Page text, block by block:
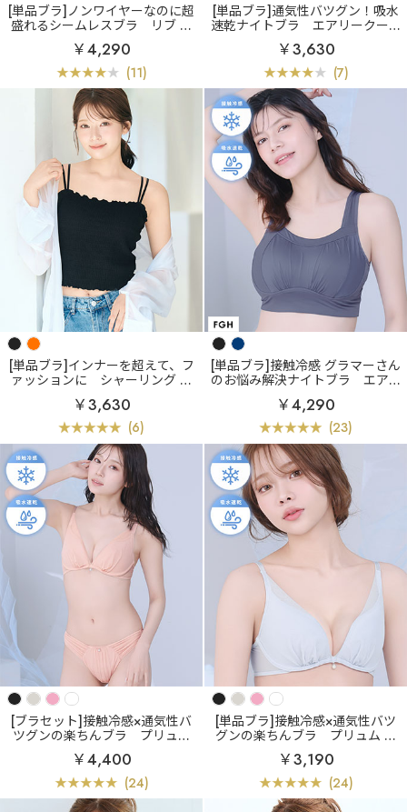
[単品ブラ]ノンワイヤーなのに超
盛れるシームレスブラ
リブ フ
ロントホック ブラトップ ノンワ
イヤー 超盛ブラ(R) 単品ブラジャ
ー
￥4,290
(11)
[単品ブラ]通気性バツグン！吸水
速乾ナイトブラ
エアリークール
マーメイド アクアレース 夢ごこ
ち ナイトブラ 単品ブラジャー
￥3,630
(7)
[単品ブラ]インナーを超えて、フ
ァッションに
シャーリング リ
ッチバスト ブラトップ (ワイヤー
入り)
￥3,630
(6)
[単品ブラ]接触冷感 グラマーさん
のお悩み解決ナイトブラ
エアリ
ークール すっぽり包む 夢ごこち
ナイトブラ 単品ブラジャー (グラ
マーサイズ)
￥4,290
(23)
[ブラセット]接触冷感×通気性バ
ツグンの楽ちんブラ
プリュム
エアリークール aimerfeel楽ブラ
(R) ブラジャー&ショーツ
￥4,400
(24)
[単品ブラ]接触冷感×通気性バツ
グンの楽ちんブラ
プリュム エ
アリークール aimerfeel楽ブラ(R)
単品ブラジャー
￥3,190
(24)